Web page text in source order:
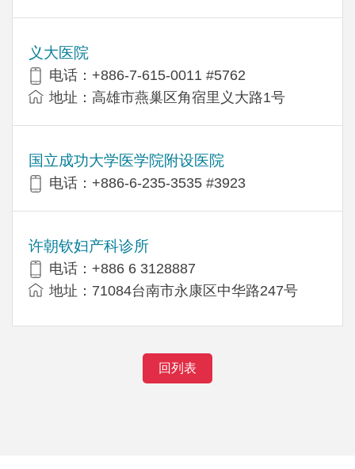
义大医院
电话：+886-7-615-0011 #5762
地址：高雄市燕巢区角宿里义大路1号
国立成功大学医学院附设医院
电话：+886-6-235-3535 #3923
许朝钦妇产科诊所
电话：+886 6 3128887
地址：71084台南市永康区中华路247号
回列表